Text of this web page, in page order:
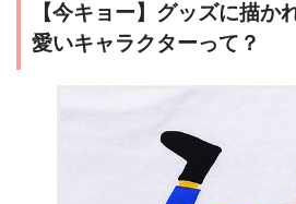
【今キョー】グッズに描か
愛いキャラクターって？